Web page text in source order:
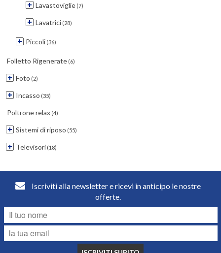
Lavastoviglie(7)
Lavatrici(28)
Piccoli(36)
Folletto Rigenerate(6)
Foto (2)
Incasso (35)
Poltrone relax(4)
Sistemi di riposo (55)
Televisori(18)
Iscriviti alla newsletter e ricevi in anticipo le nostre
offerte.